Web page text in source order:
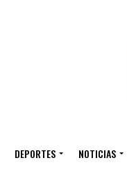
DEPORTES NOTICIAS